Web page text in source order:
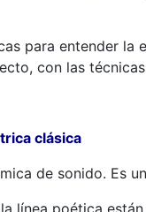
para entender la
con las
clásica
de sonido. Es
línea poética